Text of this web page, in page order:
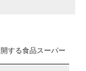
する食品スーパー